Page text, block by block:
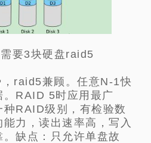
要3块硬盘raid5
raid5兼顾。任意N-1快
。RAID 5时应用最广
RAID级别，有检验数
力，读出速率高，写入
缺点：只允许单盘故